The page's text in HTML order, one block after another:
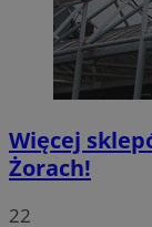
Więcej
Żorach!
22